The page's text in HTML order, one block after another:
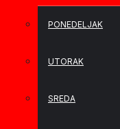
PONEDELJAK
UTORAK
SREDA